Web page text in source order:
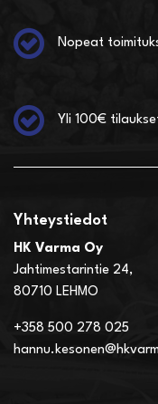
Nopeat
Yli 100€
Yhteystiedot
HK Varma Oy
Jahtimestarintie 24,
80710 LEHMO
+358 500 278 025